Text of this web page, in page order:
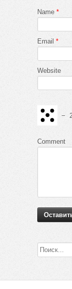
Name *
Email *
Website
−
Comment